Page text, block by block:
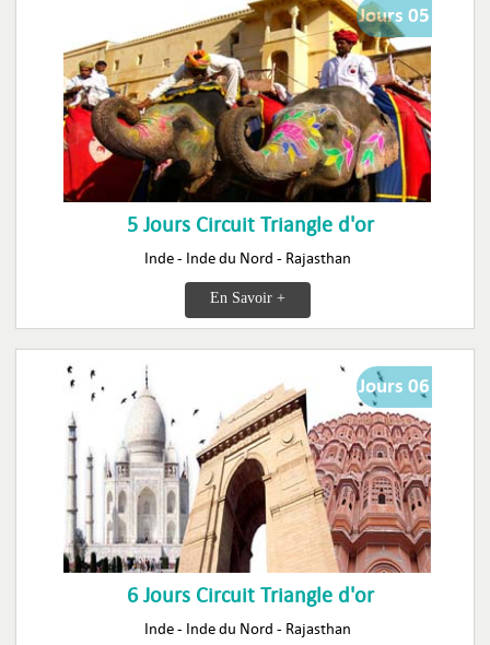
Jours 05
5 Jours Circuit Triangle d'or
Inde - Inde du Nord - Rajasthan
En Savoir +
Jours 06
6 Jours Circuit Triangle d'or
Inde - Inde du Nord - Rajasthan